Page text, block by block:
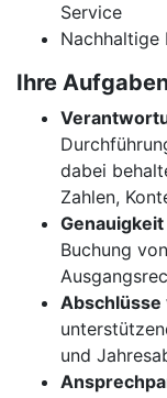
Service
Nachhaltige
Ihre
dabei
Zahlen,
Buchung
und